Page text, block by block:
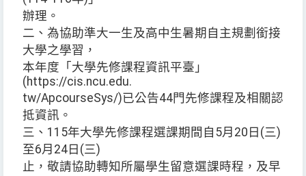
辦理。
二、為協助準大一生及高中生暑期自主規劃銜接
大學之學習，
本年度「大學先修課程資訊平臺」
(https://cis.ncu.edu.
tw/ApcourseSys/)已公告44門先修課程及相關認
抵資訊。
三、115年大學先修課程選課期間自5月20日(三)
至6月24日(三)
止，敬請協助轉知所屬學生留意選課時程，及早